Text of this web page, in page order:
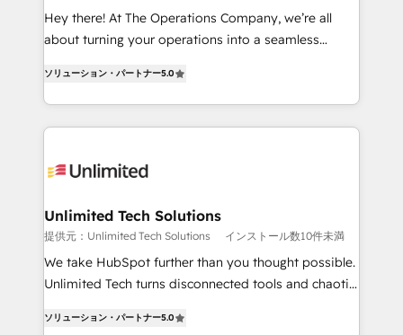
turn innovation into real impact. 🌍 Highlights •
HubSpot Partner since 2012 • 2022 EMEA Impact
projects • Clients in 30+ industries • Proprietary
technology for integrations • Multilingual team:
Hey there! At The Operations Company, we’re all
about turning your operations into a seamless
transforming complex systems into efficient,
scalable solutions that work across your entire
organization. We’re a unique blend of deep HubSpot
operational know-how. We know that no two
solutions. Instead, we dive in to understand your
needs, goals, and challenges to deliver solutions that
fit like a glove. We’re committed to being both
highly effective and fun to work with. We believe in
relationships. Your success is our success, and we’re
ソリューション・パートナー5.0
Unlimited Tech Solutions
提供元：Unlimited Tech Solutions インストール数10件未満
We take HubSpot further than you thought possible.
Unlimited Tech turns disconnected tools and chaotic
engine. We combine RevOps strategy with deep
ソリューション・パートナー5.0